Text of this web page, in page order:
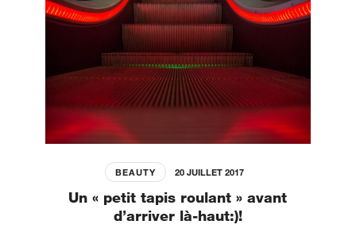
BEAUTY 20 JUILLET 2017
Un « petit tapis roulant » avant
d’arriver là-haut:)!